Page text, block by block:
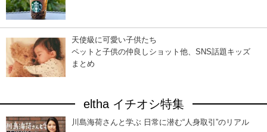
天使級に可愛い子供たち
ペットと子供の仲良しショット他、SNS話題キッズ
まとめ
eltha イチオシ特集
川島海荷さんと学ぶ 日常に潜む“人身取引”のリアル